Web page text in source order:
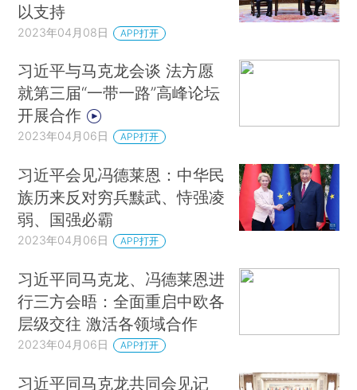
以支持
2023年04月08日 APP打开
习近平与马克龙会谈 法方愿
就第三届“一带一路”高峰论坛
开展合作
2023年04月06日 APP打开
习近平会见冯德莱恩：中华民
族历来反对穷兵黩武、恃强凌
弱、国强必霸
2023年04月06日 APP打开
习近平同马克龙、冯德莱恩进
行三方会晤：全面重启中欧各
层级交往 激活各领域合作
2023年04月06日 APP打开
习近平同马克龙共同会见记